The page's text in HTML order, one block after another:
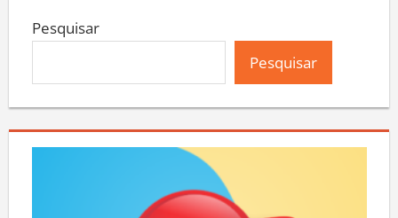
Pesquisar
Pesquisar